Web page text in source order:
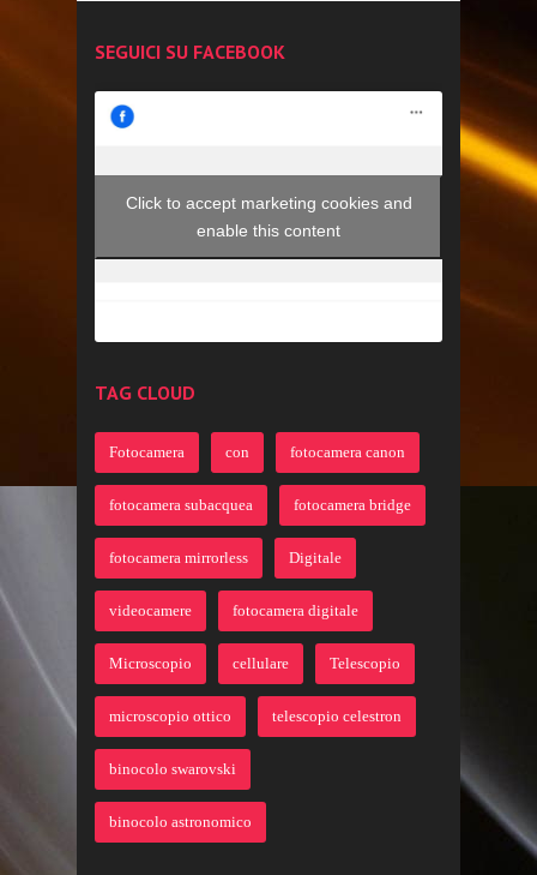
SEGUICI SU FACEBOOK
Click to accept marketing cookies and
enable this content
TAG CLOUD
Fotocamera con fotocamera canon
fotocamera subacquea fotocamera bridge
fotocamera mirrorless Digitale
videocamere fotocamera digitale
Microscopio cellulare Telescopio
microscopio ottico telescopio celestron
binocolo swarovski
binocolo astronomico